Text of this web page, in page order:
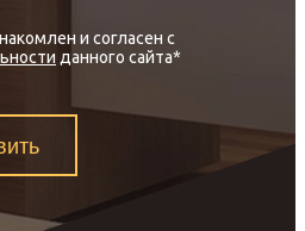
и согласен с
данного сайта*